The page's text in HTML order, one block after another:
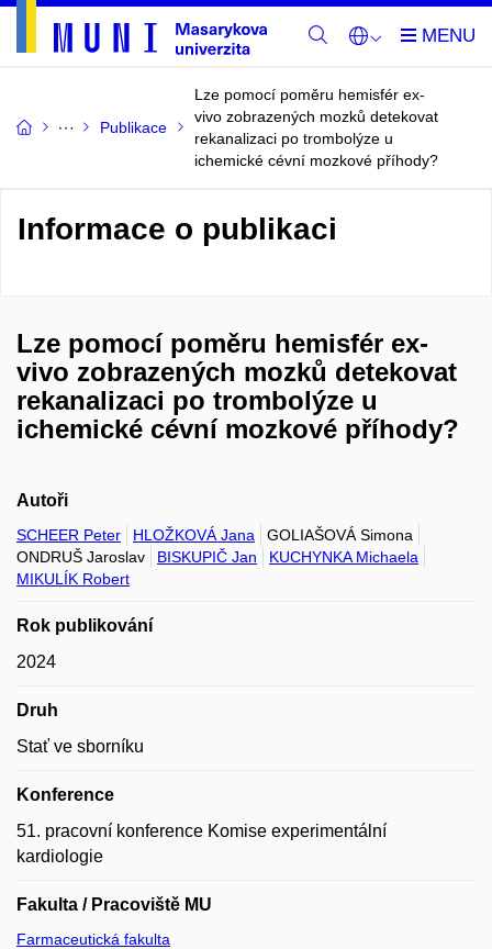
Publikace
Lze pomocí poměru hemisfér ex-
vivo zobrazených mozků detekovat
rekanalizaci po trombolýze u
ichemické cévní mozkové příhody?
Informace o publikaci
Lze pomocí poměru hemisfér ex-
vivo zobrazených mozků detekovat
rekanalizaci po trombolýze u
ichemické cévní mozkové příhody?
Autoři
SCHEER Peter HLOŽKOVÁ Jana
GOLIAŠOVÁ Simona
ONDRUŠ Jaroslav
BISKUPIČ Jan
KUCHYNKA Michaela
MIKULÍK Robert
Rok publikování
2024
Druh
Stať ve sborníku
Konference
51. pracovní konference Komise experimentální
kardiologie
Fakulta / Pracoviště MU
Farmaceutická fakulta